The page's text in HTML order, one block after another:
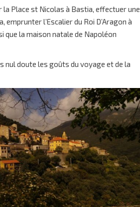
Place st Nicolas à Bastia, effectuer une
l’Escalier du Roi D’Aragon à
que la maison natale de Napoléon
nul doute les goûts du voyage et de la